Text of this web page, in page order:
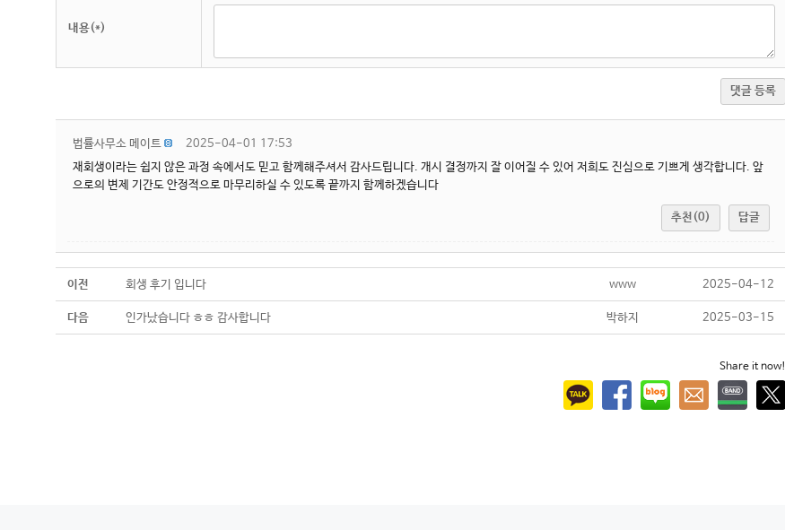
내용(*)
댓글 등록
법률사무소 메이트
2025-04-01 17:53
재회생이라는 쉽지 않은 과정 속에서도 믿고 함께해주셔서 감사드립니다. 개시 결정까지 잘 이어질 수 있어 저희도 진심으로 기쁘게 생각합니다. 앞
으로의 변제 기간도 안정적으로 마무리하실 수 있도록 끝까지 함께하겠습니다
추천(0) 답글
이전 회생 후기 입니다 www 2025-04-12
다음 인가났습니다 ㅎㅎ 감사합니다 박하지 2025-03-15
Share it now!